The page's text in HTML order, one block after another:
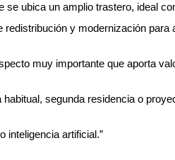
ubica un amplio trastero, ideal
y modernización para
muy importante que aporta
segunda residencia o
inteligencia artificial.”